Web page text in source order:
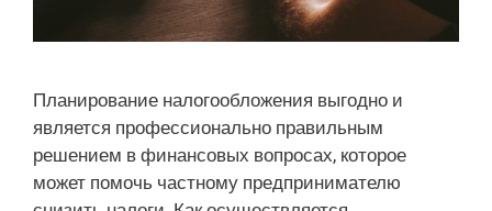
Планирование налогообложения выгодно и
является профессионально правильным
решением в финансовых вопросах, которое
может помочь частному предпринимателю